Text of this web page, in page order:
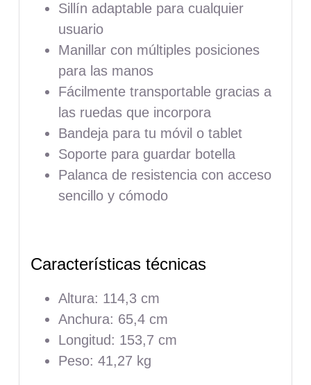
Sillín adaptable para cualquier
usuario
Manillar con múltiples posiciones
para las manos
Fácilmente transportable gracias a
las ruedas que incorpora
Bandeja para tu móvil o tablet
Soporte para guardar botella
Palanca de resistencia con acceso
sencillo y cómodo
Características técnicas
Altura: 114,3 cm
Anchura: 65,4 cm
Longitud: 153,7 cm
Peso: 41,27 kg